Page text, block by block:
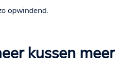
opwindend.
kussen